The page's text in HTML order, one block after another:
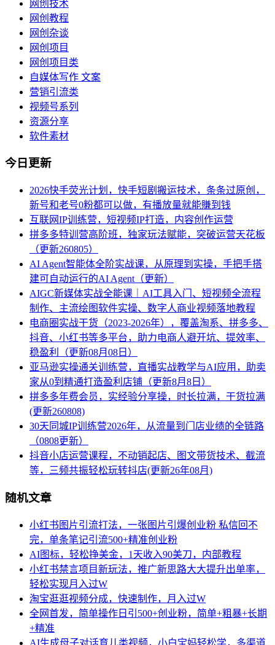
网创技术
网创教程
网创杂谈
网创项目
网创项目类
自媒体写作 文案
营销引流类
视频号系列
资源分享
软件素材
今日更新
2026快手荧光计划，快手短剧搬运技术，条条过原创，
新号和老号0粉都可以做，有播放量就能賺到钱
互联网IP训练营，短视频IP打造，内容创作运营
拼多多特训营高阶班，独家玩法赋能，突破运营天花板
（更新260805）
AI Agent智能体全阶实战课，从原理到实操，手把手搭
建可自动运行的AI Agent（更新）
AIGC新媒体实战全能课｜AI工具入门、短视频全流程
制作、主流绘图软件实操、数字人商业视频落地教程
电商圈实战干货（2023-2026年），覆盖淘系、拼多多、
抖音、小红书等多平台，助力电商人避开坑、提效率、
稳盈利（更新08月08日）
亚马逊实操通关训练营，直播实战教学与AI应用，助卖
家从0到精通打造盈利店铺（更新8月8日）
拼多多年费会员，实经验分享操，时长拉满，干货拉满
(更新260808)
30天同城IP训练营2026年，从流量到门店业绩的全链路
（0808更新）
抖音小店运营课程，不动销起店、图文带货技术、截流
等，三频共振轻松玩转抖店(更新26年08月)
随机文章
小红书图片引流打法，一张图片引爆创业粉 私信回不
完，单条笔记引流500+精准创业粉
AI图标，轻松挣美金，1天收入90美刀，内部教程
小红书禁言项目新玩法，推广新思路大大提升出单率，
轻松实现月入过W
淘宝逛逛视频分成，快速制作，月入过W
全网首发，简单操作日引500+创业粉，简单+粗暴+长期
+精准
AI生成母子对话育儿类视频，小白宝妈轻松学，多渠道